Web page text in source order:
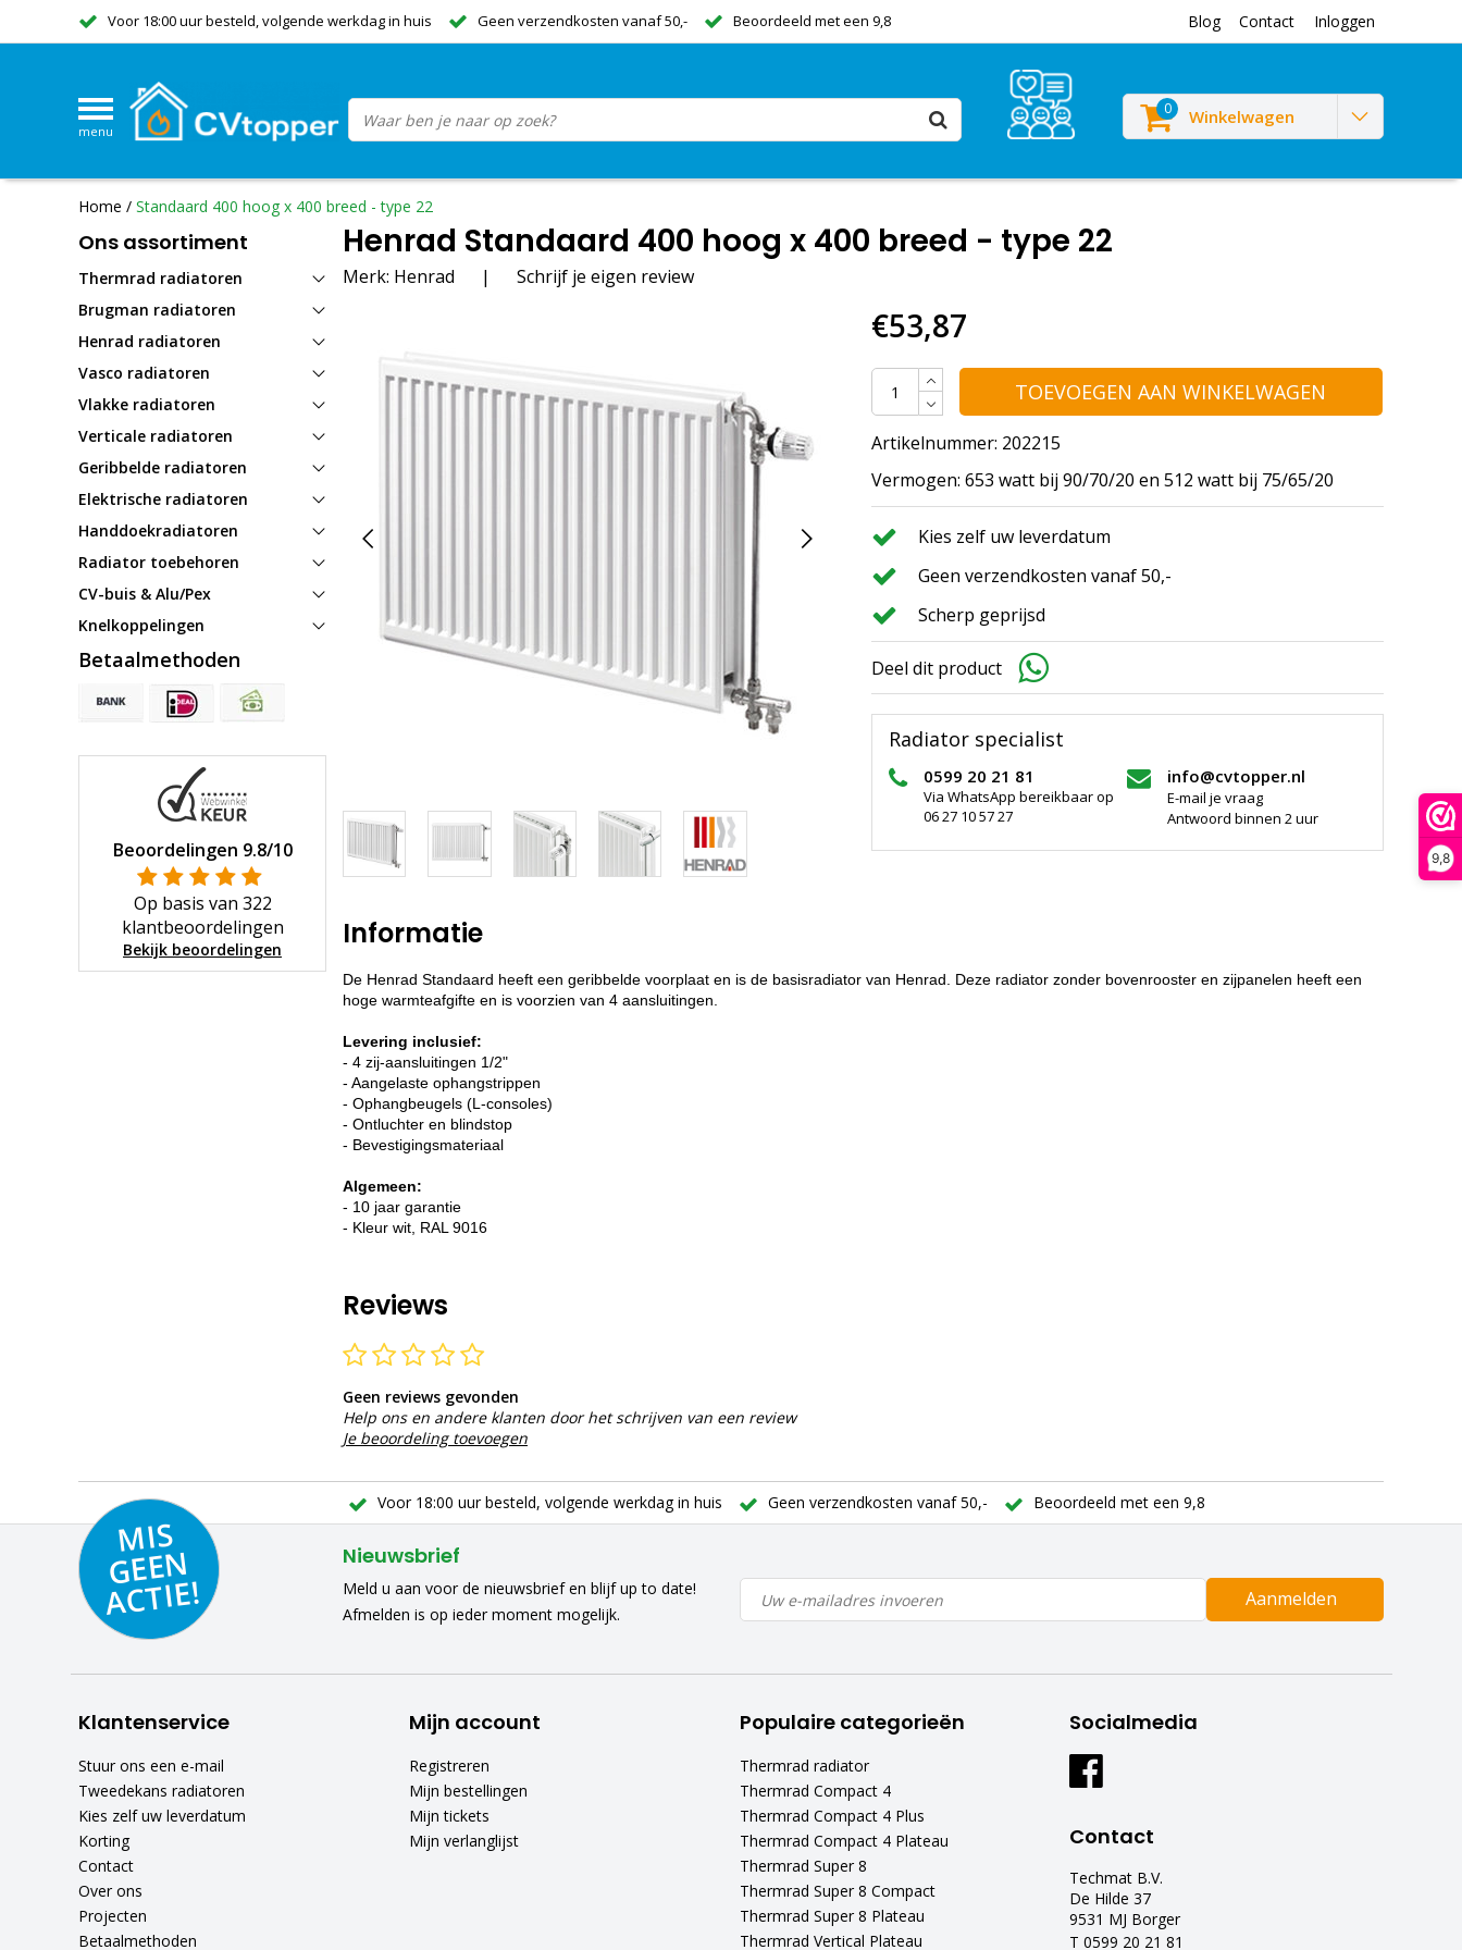
9,8
Voor 18:00 uur besteld, volgende werkdag in huis Geen verzendkosten vanaf 50,- Beoordeeld met een 9,8 Blog Contact Inloggen
menu
0 Winkelwagen
Home / Standaard 400 hoog x 400 breed - type 22
Ons assortiment
Thermrad radiatoren
Brugman radiatoren
Henrad radiatoren
Vasco radiatoren
Vlakke radiatoren
Verticale radiatoren
Geribbelde radiatoren
Elektrische radiatoren
Handdoekradiatoren
Radiator toebehoren
CV-buis & Alu/Pex
Knelkoppelingen
Betaalmethoden
Beoordelingen 9.8/10
Op basis van 322
klantbeoordelingen
Bekijk beoordelingen
Henrad Standaard 400 hoog x 400 breed - type 22
Merk: Henrad | Schrijf je eigen review
€53,87
TOEVOEGEN AAN WINKELWAGEN
Artikelnummer: 202215
Vermogen: 653 watt bij 90/70/20 en 512 watt bij 75/65/20
Kies zelf uw leverdatum
Geen verzendkosten vanaf 50,-
Scherp geprijsd
Deel dit product
Radiator specialist
0599 20 21 81
Via WhatsApp bereikbaar op
06 27 10 57 27
info@cvtopper.nl
E-mail je vraag
Antwoord binnen 2 uur
Informatie
De Henrad Standaard heeft een geribbelde voorplaat en is de basisradiator van Henrad. Deze radiator zonder bovenrooster en zijpanelen heeft een
hoge warmteafgifte en is voorzien van 4 aansluitingen.
Levering inclusief:
- 4 zij-aansluitingen 1/2"
- Aangelaste ophangstrippen
- Ophangbeugels (L-consoles)
- Ontluchter en blindstop
- Bevestigingsmateriaal
Algemeen:
- 10 jaar garantie
- Kleur wit, RAL 9016
Reviews
Geen reviews gevonden
Help ons en andere klanten door het schrijven van een review
Je beoordeling toevoegen
Voor 18:00 uur besteld, volgende werkdag in huis Geen verzendkosten vanaf 50,- Beoordeeld met een 9,8
MIS
GEE
N
A
C
TIE!
Nieuwsbrief
Meld u aan voor de nieuwsbrief en blijf up to date!
Afmelden is op ieder moment mogelijk.
Aanmelden
Klantenservice
Stuur ons een e-mail
Tweedekans radiatoren
Kies zelf uw leverdatum
Korting
Contact
Over ons
Projecten
Betaalmethoden
Mijn account
Registreren
Mijn bestellingen
Mijn tickets
Mijn verlanglijst
Populaire categorieën
Thermrad radiator
Thermrad Compact 4
Thermrad Compact 4 Plus
Thermrad Compact 4 Plateau
Thermrad Super 8
Thermrad Super 8 Compact
Thermrad Super 8 Plateau
Thermrad Vertical Plateau
Socialmedia
Contact
Techmat B.V.
De Hilde 37
9531 MJ Borger
T 0599 20 21 81